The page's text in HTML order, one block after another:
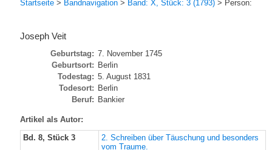
Startseite > Bandnavigation > Band: X, Stück: 3 (1793) > Person:
Joseph Veit
Geburtstag: 7. November 1745
Geburtsort: Berlin
Todestag: 5. August 1831
Todesort: Berlin
Beruf: Bankier
Artikel als Autor:
Bd. 8, Stück 3
2. Schreiben über Täuschung und besonders
vom Traume.